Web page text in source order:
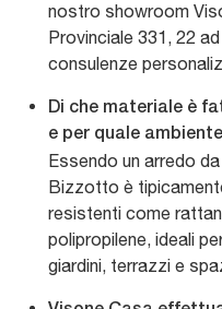
nostro showroom
Provinciale 331, 22
consulenze
Di che materiale è
e per quale
Essendo un arredo
Bizzotto è
resistenti come
polipropilene, ideali
giardini, terrazzi e